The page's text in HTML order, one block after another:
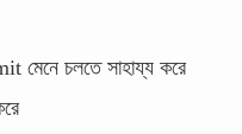
চলতে সাহায্য করে